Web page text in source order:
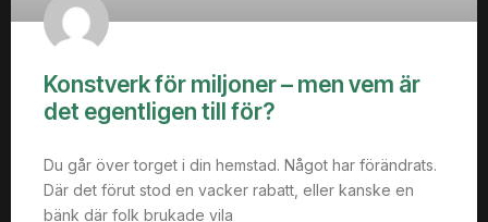
Konstverk för miljoner – men vem är
det egentligen till för?
Du går över torget i din hemstad. Något har förändrats.
Där det förut stod en vacker rabatt, eller kanske en
bänk där folk brukade vila